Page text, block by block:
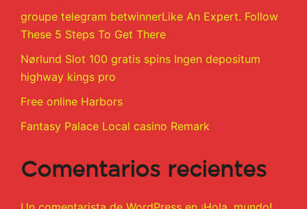
groupe telegram betwinnerLike An Expert. Follow
These 5 Steps To Get There
Nørlund Slot 100 gratis spins Ingen depositum
highway kings pro
Free online Harbors
Fantasy Palace Local casino Remark
Comentarios recientes